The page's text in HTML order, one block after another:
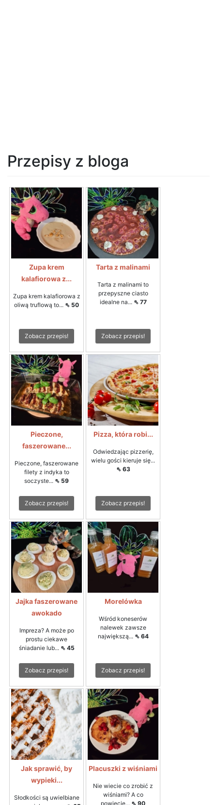
Przepisy z bloga
Zupa krem
kalafiorowa z...
Zupa krem kalafiorowa z
oliwą truflową to... ⇖ 50
Zobacz przepis!
Tarta z malinami
Tarta z malinami to
przepyszne ciasto
idealne na... ⇖ 77
Zobacz przepis!
Pieczone,
faszerowane...
Pieczone, faszerowane
filety z indyka to
soczyste... ⇖ 59
Zobacz przepis!
Pizza, która robi...
Odwiedzając pizzerię,
wielu gości kieruje się...
⇖ 63
Zobacz przepis!
Jajka faszerowane
awokado
Impreza? A może po
prostu ciekawe
śniadanie lub... ⇖ 45
Zobacz przepis!
Morelówka
Wśród koneserów
nalewek zawsze
największą... ⇖ 64
Zobacz przepis!
Jak sprawić, by
wypieki...
Słodkości są uwielbiane
Placuszki z wiśniami
Nie wiecie co zrobić z
wiśniami? A co
powiecie... ⇖ 90